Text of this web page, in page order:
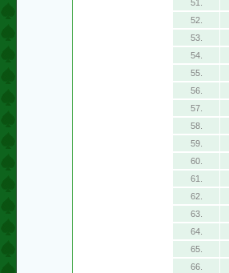
51.
52.
53.
54.
55.
56.
57.
58.
59.
60.
61.
62.
63.
64.
65.
66.